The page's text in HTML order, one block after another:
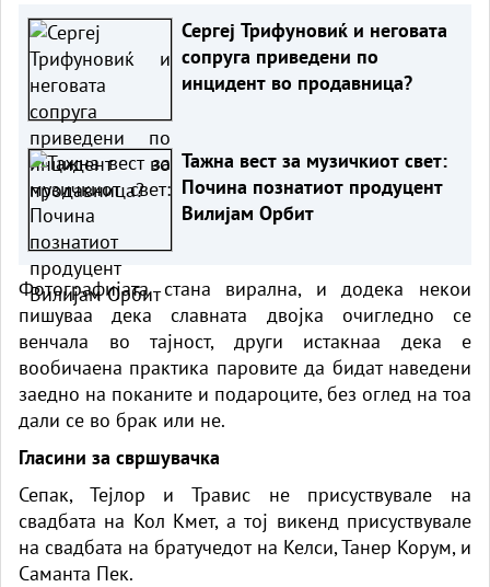
Сергеј Трифуновиќ и неговата
сопруга приведени по
инцидент во продавница?
Тажна вест за музичкиот свет:
Почина познатиот продуцент
Вилијам Орбит
Фотографијата стана вирална, и додека некои
пишуваа дека славната двојка очигледно се
венчала во тајност, други истакнаа дека е
вообичаена практика паровите да бидат наведени
заедно на поканите и подароците, без оглед на тоа
дали се во брак или не.
Гласини за свршувачка
Сепак, Тејлор и Травис не присуствувале на
свадбата на Кол Кмет, а тој викенд присуствувале
на свадбата на братучедот на Келси, Танер Корум, и
Саманта Пек.